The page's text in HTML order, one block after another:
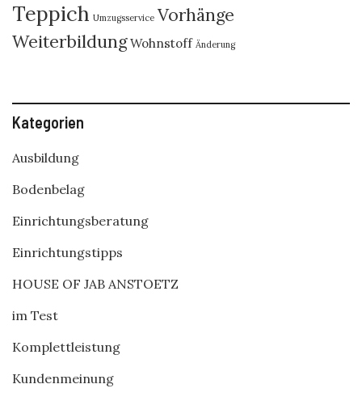
Teppich Umzugsservice Vorhänge
Weiterbildung Wohnstoff Änderung
Kategorien
Ausbildung
Bodenbelag
Einrichtungsberatung
Einrichtungstipps
HOUSE OF JAB ANSTOETZ
im Test
Komplettleistung
Kundenmeinung